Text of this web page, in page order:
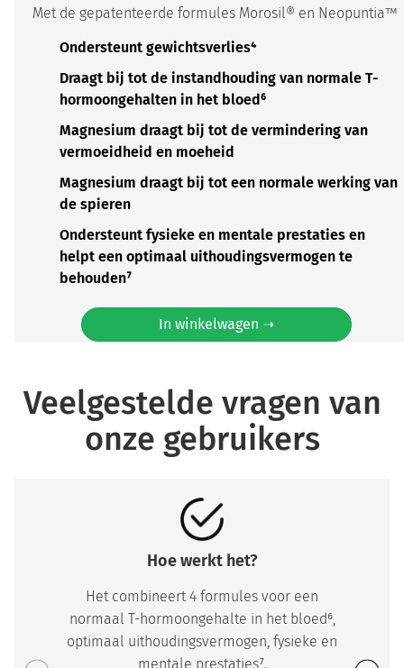
Met de gepatenteerde formules Morosil® en Neopuntia™
Ondersteunt gewichtsverlies⁴
Draagt bij tot de instandhouding van normale T-
hormoongehalten in het bloed⁶
Magnesium draagt bij tot de vermindering van
vermoeidheid en moeheid
Magnesium draagt bij tot een normale werking van
de spieren
Ondersteunt fysieke en mentale prestaties en
helpt een optimaal uithoudingsvermogen te
behouden⁷
In winkelwagen ➝
Veelgestelde vragen van
onze gebruikers
Hoe werkt het?
Het combineert 4 formules voor een
normaal T-hormoongehalte in het bloed⁶,
optimaal uithoudingsvermogen, fysieke en
mentale prestaties⁷.